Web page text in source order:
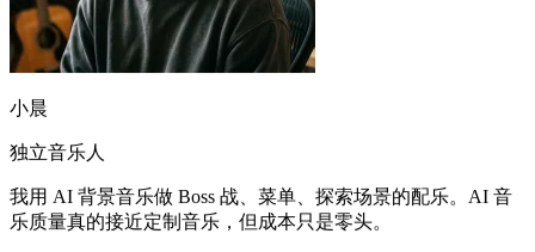
小晨
乐质量真的接近定制音乐，但成本只是零头。